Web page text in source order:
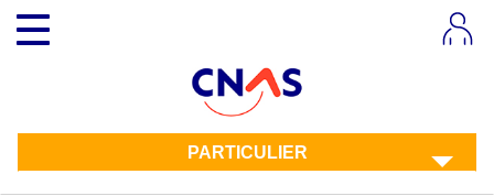
contenu
principal
Toggle
navigation
PARTICULIER